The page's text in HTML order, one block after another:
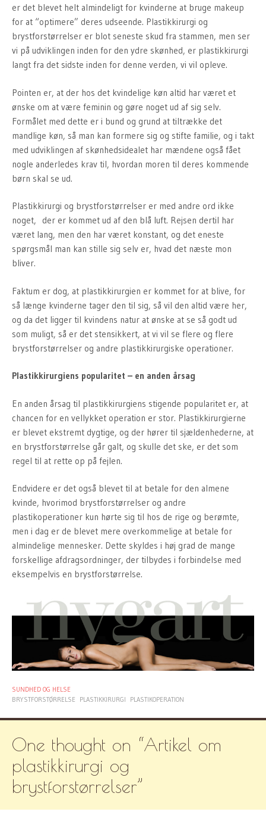
er det blevet helt almindeligt for kvinderne at bruge makeup
for at “optimere” deres udseende. Plastikkirurgi og
brystforstørrelser er blot seneste skud fra stammen, men ser
vi på udviklingen inden for den ydre skønhed, er plastikkirurgi
langt fra det sidste inden for denne verden, vi vil opleve.
Pointen er, at der hos det kvindelige køn altid har været et
ønske om at være feminin og gøre noget ud af sig selv.
Formålet med dette er i bund og grund at tiltrække det
mandlige køn, så man kan formere sig og stifte familie, og i takt
med udviklingen af skønhedsidealet har mændene også fået
nogle anderledes krav til, hvordan moren til deres kommende
børn skal se ud.
Plastikkirurgi og brystforstørrelser er med andre ord ikke
noget, der er kommet ud af den blå luft. Rejsen dertil har
været lang, men den har været konstant, og det eneste
spørgsmål man kan stille sig selv er, hvad det næste mon
bliver.
Faktum er dog, at plastikkirurgien er kommet for at blive, for
så længe kvinderne tager den til sig, så vil den altid være her,
og da det ligger til kvindens natur at ønske at se så godt ud
som muligt, så er det stensikkert, at vi vil se flere og flere
brystforstørrelser og andre plastikkirurgiske operationer.
Plastikkirurgiens popularitet – en anden årsag
En anden årsag til plastikkirurgiens stigende popularitet er, at
chancen for en vellykket operation er stor. Plastikkirurgierne
er blevet ekstremt dygtige, og der hører til sjældenhederne, at
en brystforstørrelse går galt, og skulle det ske, er det som
regel til at rette op på fejlen.
Endvidere er det også blevet til at betale for den almene
kvinde, hvorimod brystforstørrelser og andre
plastikoperationer kun hørte sig til hos de rige og berømte,
men i dag er de blevet mere overkommelige at betale for
almindelige mennesker. Dette skyldes i høj grad de mange
forskellige afdragsordninger, der tilbydes i forbindelse med
eksempelvis en brystforstørrelse.
SUNDHED OG HELSE
BRYSTFORSTØRRELSE
PLASTIKKIRURGI PLASTIKOPERATION
One thought on “Artikel om
plastikkirurgi og
brystforstørrelser”